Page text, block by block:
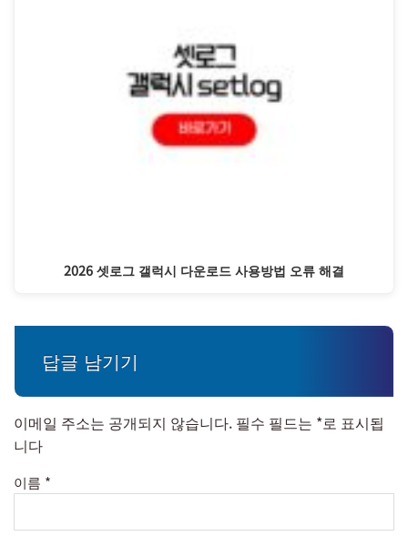
2026 셋로그 갤럭시 다운로드 사용방법 오류 해결
답글 남기기
이메일 주소는 공개되지 않습니다. 필수 필드는 *로 표시됩
니다
이름 *